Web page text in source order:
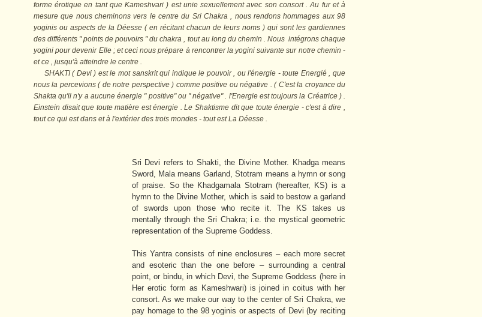
forme érotique en tant que Kameshvari ) est unie sexuellement avec son consort . Au fur et à
mesure que nous cheminons vers le centre du Sri Chakra , nous rendons hommages aux 98
yoginis ou aspects de la Déesse ( en récitant chacun de leurs noms ) qui sont les gardiennes
des différents " points de pouvoirs " du chakra , tout au long du chemin . Nous intégrons chaque
yogini pour devenir Elle ; et ceci nous prépare à rencontrer la yogini suivante sur notre chemin -
et ce , jusqu'à atteindre le centre .
SHAKTI ( Devi ) est le mot sanskrit qui indique le pouvoir , ou l'énergie - toute Energié , que
nous la percevions ( de notre perspective ) comme positive ou négative . ( C'est la croyance du
Shakta qu'il n'y a aucune énergie " positive" ou " négative" . l'Energie est toujours la Créatrice ) .
Einstein disait que toute matière est énergie . Le Shaktisme dit que toute énergie - c'est à dire ,
tout ce qui est dans et à l'extérier des trois mondes - tout est La Déesse .
Sri Devi refers to Shakti, the Divine Mother. Khadga means
Sword, Mala means Garland, Stotram means a hymn or song
of praise. So the Khadgamala Stotram (hereafter, KS) is a
hymn to the Divine Mother, which is said to bestow a garland
of swords upon those who recite it. The KS takes us
mentally through the Sri Chakra; i.e. the mystical geometric
representation of the Supreme Goddess.
This Yantra consists of nine enclosures – each more secret
and esoteric than the one before – surrounding a central
point, or bindu, in which Devi, the Supreme Goddess (here in
Her erotic form as Kameshwari) is joined in coitus with her
consort. As we make our way to the center of Sri Chakra, we
pay homage to the 98 yoginis or aspects of Devi (by reciting